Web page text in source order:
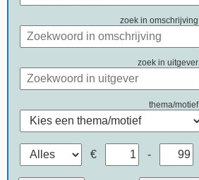
zoek in omschrijving
zoek in uitgever
thema/motief
€ -